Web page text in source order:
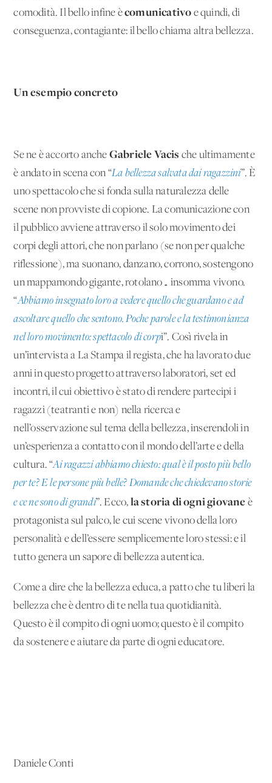
comodità. Il bello infine ècomunicativo e quindi, di
conseguenza, contagiante: il bello chiama altra bellezza.
Un esempio concreto
Se ne è accorto anche Gabriele Vacis che ultimamente
è andato in scena con “La bellezza salvata dai ragazzini”. È
uno spettacolo che si fonda sulla naturalezza delle
scene non provviste di copione. La comunicazione con
il pubblico avviene attraverso il solo movimento dei
corpi degli attori, che non parlano (se non per qualche
riflessione), ma suonano, danzano, corrono, sostengono
un mappamondo gigante, rotolano… insomma vivono.
“Abbiamo insegnato loro a vedere quello che guardano e ad
ascoltare quello che sentono. Poche parole e la testimonianza
nel loro movimento: spettacolo di corpi”. Così rivela in
un’intervista a La Stampa il regista, che ha lavorato due
anni in questo progetto attraverso laboratori, set ed
incontri, il cui obiettivo è stato di rendere partecipi i
ragazzi (teatranti e non) nella ricerca e
nell’osservazione sul tema della bellezza, inserendoli in
un’esperienza a contatto con il mondo dell’arte e della
cultura. “Ai ragazzi abbiamo chiesto: qual è il posto più bello
per te? E le persone più belle? Domande che chiedevano storie
e ce ne sono di grandi”. Ecco, la storia di ogni giovane è
protagonista sul palco, le cui scene vivono della loro
personalità e dell’essere semplicemente loro stessi: e il
tutto genera un sapore di bellezza autentica.
Come a dire che la bellezza educa, a patto che tu liberi la
bellezza che è dentro di te nella tua quotidianità.
Questo è il compito di ogni uomo; questo è il compito
da sostenere e aiutare da parte di ogni educatore.
Daniele Conti